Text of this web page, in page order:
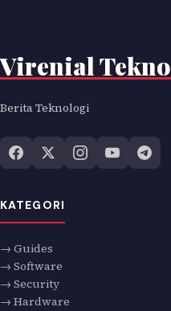
Virenial Tekno
Berita Teknologi
KATEGORI
→ Guides
→ Software
→ Security
→ Hardware